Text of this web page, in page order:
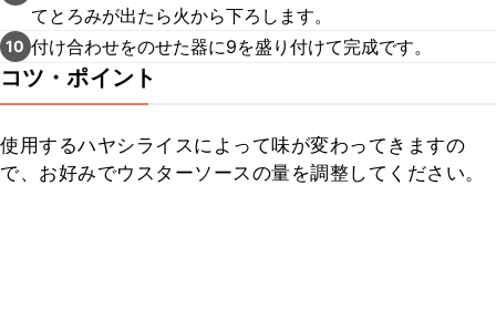
てとろみが出たら火から下ろします。
10 付け合わせをのせた器に9を盛り付けて完成です。
コツ・ポイント
使用するハヤシライスによって味が変わってきますの
で、お好みでウスターソースの量を調整してください。